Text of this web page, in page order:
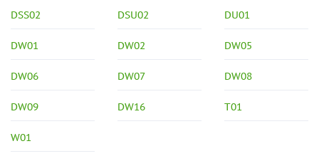
DSS02 DSU02 DU01
DW01 DW02 DW05
DW06 DW07 DW08
DW09 DW16 T01
W01